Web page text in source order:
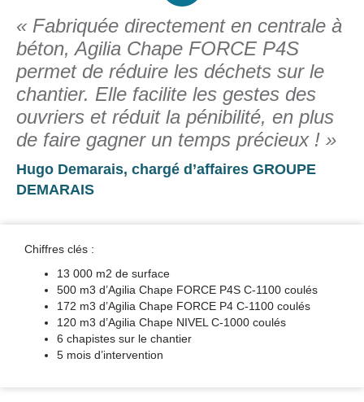
« Fabriquée directement en centrale à
béton, Agilia Chape FORCE P4S
permet de réduire les déchets sur le
chantier. Elle facilite les gestes des
ouvriers et réduit la pénibilité, en plus
de faire gagner un temps précieux ! »
Hugo Demarais, chargé d’affaires GROUPE
DEMARAIS
Chiffres clés :
13 000 m2 de surface
500 m3 d’Agilia Chape FORCE P4S C-1100 coulés
172 m3 d’Agilia Chape FORCE P4 C-1100 coulés
120 m3 d’Agilia Chape NIVEL C-1000 coulés
6 chapistes sur le chantier
5 mois d’intervention